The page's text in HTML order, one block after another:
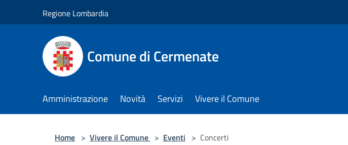
Regione Lombardia
Comune di Cermenate
Amministrazione Novità Servizi Vivere il Comune
Home > Vivere il Comune > Eventi > Concerti